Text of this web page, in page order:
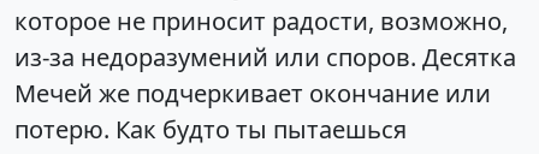
которое не приносит радости, возможно,
из-за недоразумений или споров. Десятка
Мечей же подчеркивает окончание или
потерю. Как будто ты пытаешься